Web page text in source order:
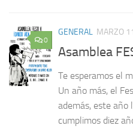
0
GENERAL MARZO
Asamblea
Te esperamos el
Un año más, el
además, este año
cumplimos diez